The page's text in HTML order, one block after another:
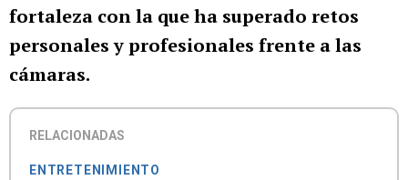
fortaleza con la que ha superado retos
personales y profesionales frente a las
cámaras.
RELACIONADAS
ENTRETENIMIENTO